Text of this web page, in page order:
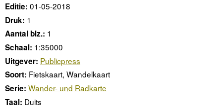
Editie: 01-05-2018
Druk: 1
Aantal blz.: 1
Schaal: 1:35000
Uitgever: Publicpress
Soort: Fietskaart, Wandelkaart
Serie: Wander- und Radkarte
Taal: Duits